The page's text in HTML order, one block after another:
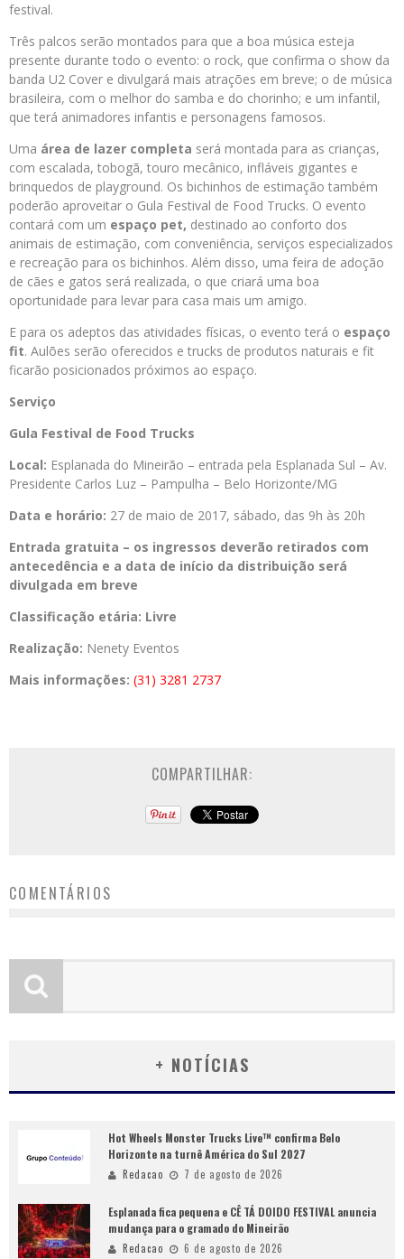
festival.
Três palcos serão montados para que a boa música esteja
presente durante todo o evento: o rock, que confirma o show da
banda U2 Cover e divulgará mais atrações em breve; o de música
brasileira, com o melhor do samba e do chorinho; e um infantil,
que terá animadores infantis e personagens famosos.
Uma área de lazer completa será montada para as crianças,
com escalada, tobogã, touro mecânico, infláveis gigantes e
brinquedos de playground. Os bichinhos de estimação também
poderão aproveitar o Gula Festival de Food Trucks. O evento
contará com um espaço pet, destinado ao conforto dos
animais de estimação, com conveniência, serviços especializados
e recreação para os bichinhos. Além disso, uma feira de adoção
de cães e gatos será realizada, o que criará uma boa
oportunidade para levar para casa mais um amigo.
E para os adeptos das atividades físicas, o evento terá o espaço
fit. Aulões serão oferecidos e trucks de produtos naturais e fit
ficarão posicionados próximos ao espaço.
Serviço
Gula Festival de Food Trucks
Local: Esplanada do Mineirão – entrada pela Esplanada Sul – Av.
Presidente Carlos Luz – Pampulha – Belo Horizonte/MG
Data e horário: 27 de maio de 2017, sábado, das 9h às 20h
Entrada gratuita – os ingressos deverão retirados com
antecedência e a data de início da distribuição será
divulgada em breve
Classificação etária: Livre
Realização: Nenety Eventos
Mais informações: (31) 3281 2737
COMPARTILHAR:
COMENTÁRIOS
+ NOTÍCIAS
Hot Wheels Monster Trucks Live™ confirma Belo
Horizonte na turnê América do Sul 2027
Redacao 7 de agosto de 2026
Esplanada fica pequena e CÊ TÁ DOIDO FESTIVAL anuncia
mudança para o gramado do Mineirão
Redacao 6 de agosto de 2026